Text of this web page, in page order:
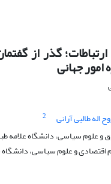
گذر از
امور جهانی
اله طالبی آرانی
2
و علوم سیاسی، دانشگاه علامه
اقتصادی و علوم سیاسی،